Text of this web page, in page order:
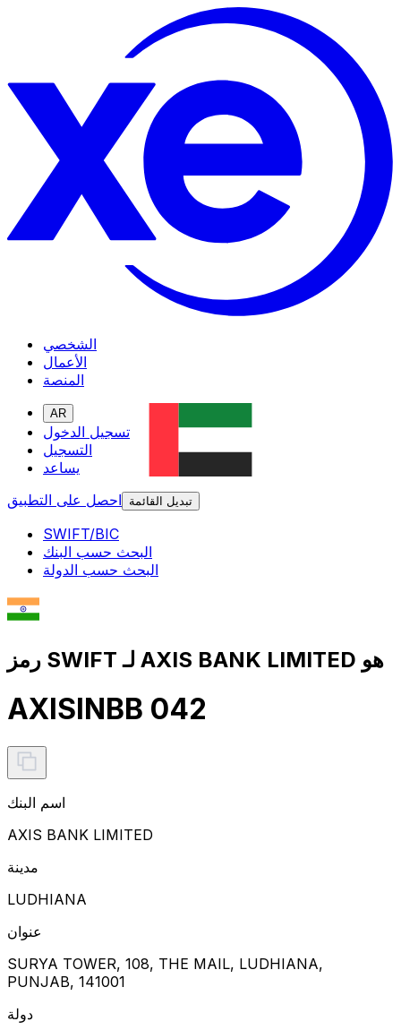
الشخصي
الأعمال
المنصة
AR
تسجيل الدخول
التسجيل
يساعد
احصل على التطبيق
تبديل القائمة
SWIFT/BIC
البحث حسب البنك
البحث حسب الدولة
رمز SWIFT لـ AXIS BANK LIMITED هو
AXISINBB 042
اسم البنك
AXIS BANK LIMITED
مدينة
LUDHIANA
عنوان
SURYA TOWER, 108, THE MAIL, LUDHIANA,
PUNJAB, 141001
دولة